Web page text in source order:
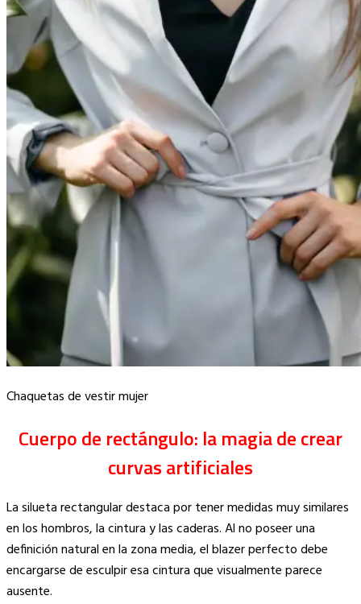
Chaquetas de vestir mujer
Cuerpo de rectángulo: la magia de crear
curvas artificiales
La silueta rectangular destaca por tener medidas muy similares
en los hombros, la cintura y las caderas. Al no poseer una
definición natural en la zona media, el blazer perfecto debe
encargarse de esculpir esa cintura que visualmente parece
ausente.